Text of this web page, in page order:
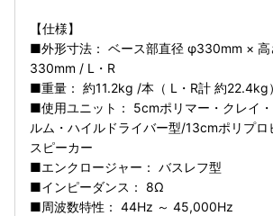
【仕様】
■外形寸法： ベース部直径 φ330mm ×
330mm / L・R
■重量： 約11.2kg /本（ L・R計 約22.4kg）
■使用ユニット： 5cmポリマー・クレイ
ルム・ハイルドライバー型/13cmポリプロ
スピーカー
■エンクロージャー： バスレフ型
■インピーダンス： 8Ω
■周波数特性： 44Hz ～ 45,000Hz